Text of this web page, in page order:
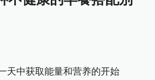
天中获取能量和营养的开始